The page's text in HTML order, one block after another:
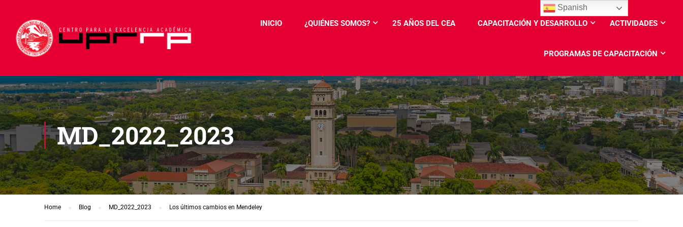
INICIO ¿QUIÉNES SOMOS? 25 AÑOS DEL CEA CAPACITACIÓN Y DESARROLLO ACTIVIDADES
PROGRAMAS DE CAPACITACIÓN
MD_2022_2023
Home Blog MD_2022_2023 Los últimos cambios en Mendeley
Spanish